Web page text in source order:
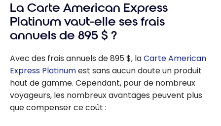
La Carte American Express
Platinum vaut-elle ses frais
annuels de 895 $ ?
Avec des frais annuels de 895 $, laCarte American
Express Platinumest sans aucun doute un produit
haut de gamme. Cependant, pour de nombreux
voyageurs, les nombreux avantages peuvent plus
que compenser ce coût :